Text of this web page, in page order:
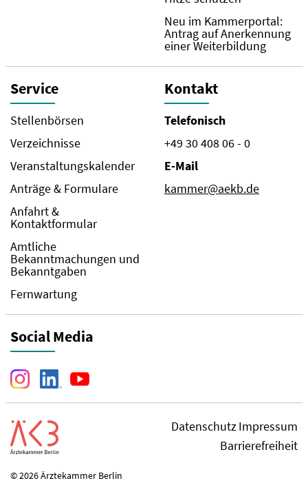
Neu im Kammerportal:
Antrag auf Anerkennung
einer Weiterbildung
Service
Stellenbörsen
Verzeichnisse
Veranstaltungskalender
Anträge & Formulare
Anfahrt &
Kontaktformular
Amtliche
Bekanntmachungen und
Bekanntgaben
Fernwartung
Kontakt
Telefonisch
+49 30 408 06 - 0
E-Mail
kammer@aekb.de
Social Media
DatenschutzImpressum
Barrierefreiheit
© 2026 Ärztekammer Berlin